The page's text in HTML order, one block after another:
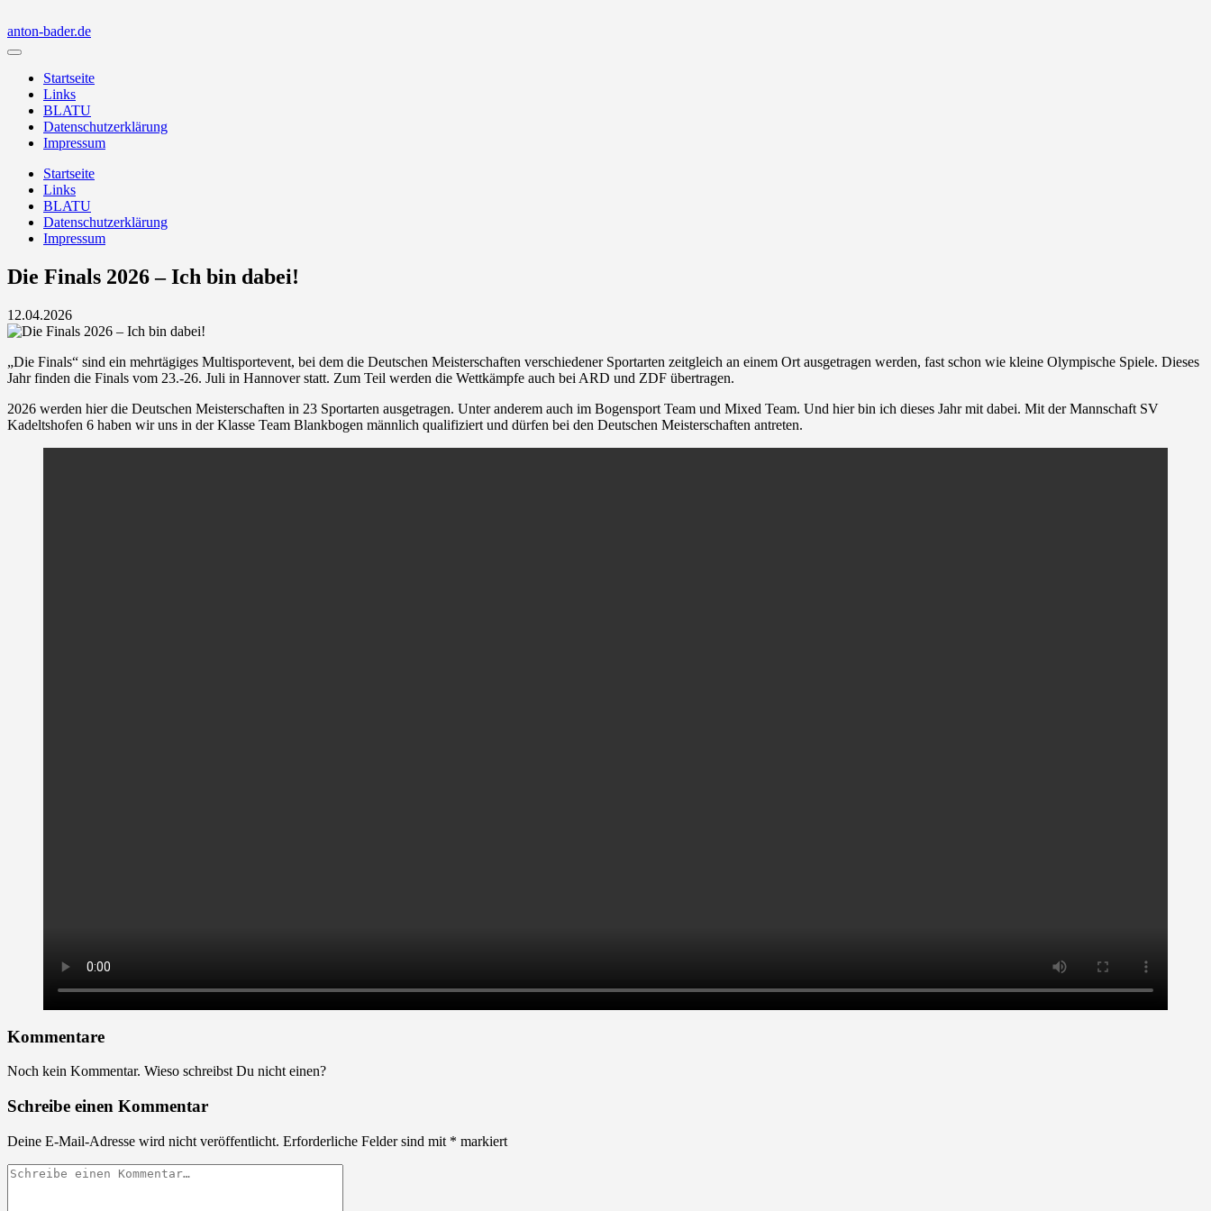
to
content
anton-bader.de
Anton
Startseite
Links
BLATU
Datenschutzerklärung
Impressum
Startseite
Links
BLATU
Datenschutzerklärung
Impressum
Die Finals 2026 – Ich bin dabei!
12.04.2026
„Die Finals“ sind ein mehrtägiges Multisportevent, bei dem die Deutschen Meisterschaften verschiedener Sportarten zeitgleich an einem Ort ausgetragen werden, fast schon wie kleine Olympische Spiele. Dieses
Jahr finden die Finals vom 23.-26. Juli in Hannover statt. Zum Teil werden die Wettkämpfe auch bei ARD und ZDF übertragen.
2026 werden hier die Deutschen Meisterschaften in 23 Sportarten ausgetragen. Unter anderem auch im Bogensport Team und Mixed Team. Und hier bin ich dieses Jahr mit dabei. Mit der Mannschaft SV
Kadeltshofen 6 haben wir uns in der Klasse Team Blankbogen männlich qualifiziert und dürfen bei den Deutschen Meisterschaften antreten.
Kommentare
Noch kein Kommentar. Wieso schreibst Du nicht einen?
Schreibe einen Kommentar
Deine E-Mail-Adresse wird nicht veröffentlicht. Erforderliche Felder sind mit * markiert